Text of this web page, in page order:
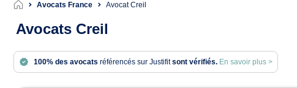
Avocats France Avocat Creil
Avocats Creil
100% des avocats référencés sur Justifitsont vérifiés. En savoir plus >